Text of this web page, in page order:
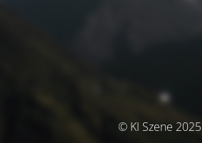
© KI Szene 2025